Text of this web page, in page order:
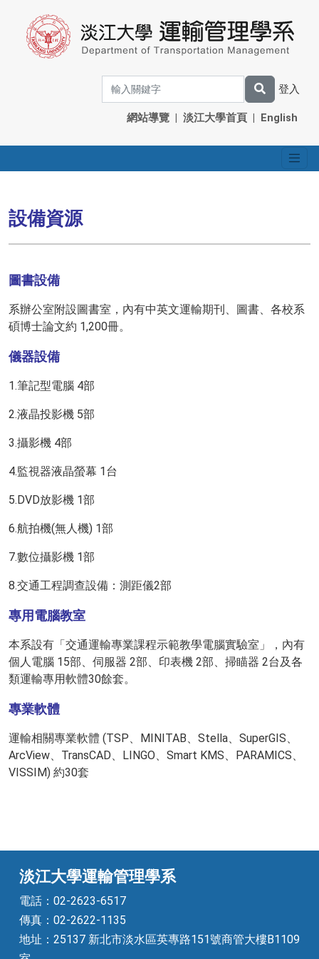
登入
網站導覽 | 淡江大學首頁 | English
設備資源
圖書設備
系辦公室附設圖書室，內有中英文運輸期刊、圖書、各校系
碩博士論文約 1,200冊。
儀器設備
1.筆記型電腦 4部
2.液晶投影機 5部
3.攝影機 4部
4.監視器液晶螢幕 1台
5.DVD放影機 1部
6.航拍機(無人機) 1部
7.數位攝影機 1部
8.交通工程調查設備：測距儀2部
專用電腦教室
本系設有「交通運輸專業課程示範教學電腦實驗室」，內有
個人電腦 15部、伺服器 2部、印表機 2部、掃瞄器 2台及各
類運輸專用軟體30餘套。
專業軟體
運輸相關專業軟體 (TSP、MINITAB、Stella、SuperGIS、
ArcView、TransCAD、LINGO、Smart KMS、PARAMICS、
VISSIM) 約30套
淡江大學運輸管理學系
電話：02-2623-6517
傳真：02-2622-1135
地址：25137 新北市淡水區英專路151號商管大樓B1109